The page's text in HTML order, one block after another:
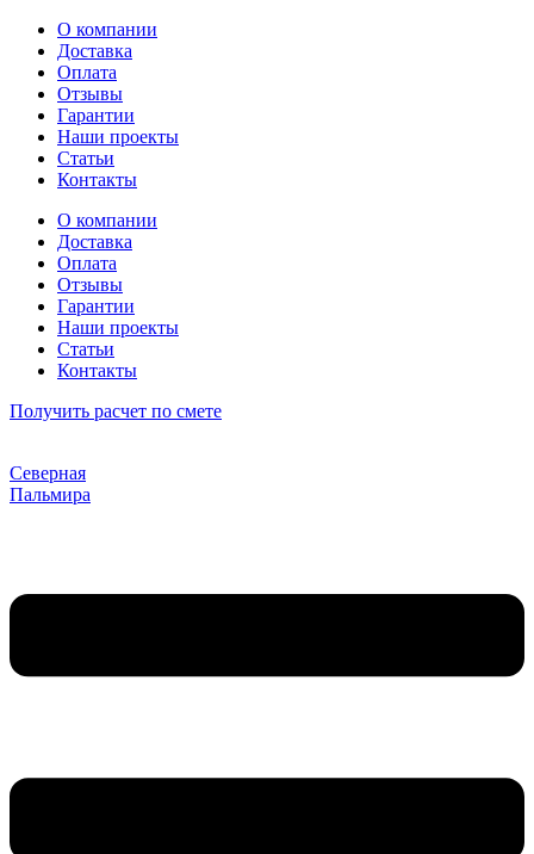
Перейти
содержимому
О компании
Доставка
Оплата
Отзывы
Гарантии
Наши проекты
Статьи
Контакты
О компании
Доставка
Оплата
Отзывы
Гарантии
Наши проекты
Статьи
Контакты
Получить расчет по смете
Северная
Пальмира